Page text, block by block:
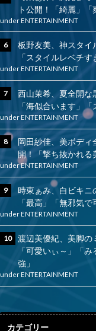
ト公開！「綺麗」「
underENTERTAINMENT
板野友美、神スタイ
「スタイルレベチす
underENTERTAINMENT
西山茉希、夏全開な
「海似合います」「
underENTERTAINMENT
岡田紗佳、美ボデ
開！「撃ち抜かれる
underENTERTAINMENT
時東ぁみ、白ビキニ
「最高」「無邪気で
underENTERTAINMENT
渡辺美優紀、美脚の
「可愛いぃ～」「
強」
underENTERTAINMENT
カテゴリー